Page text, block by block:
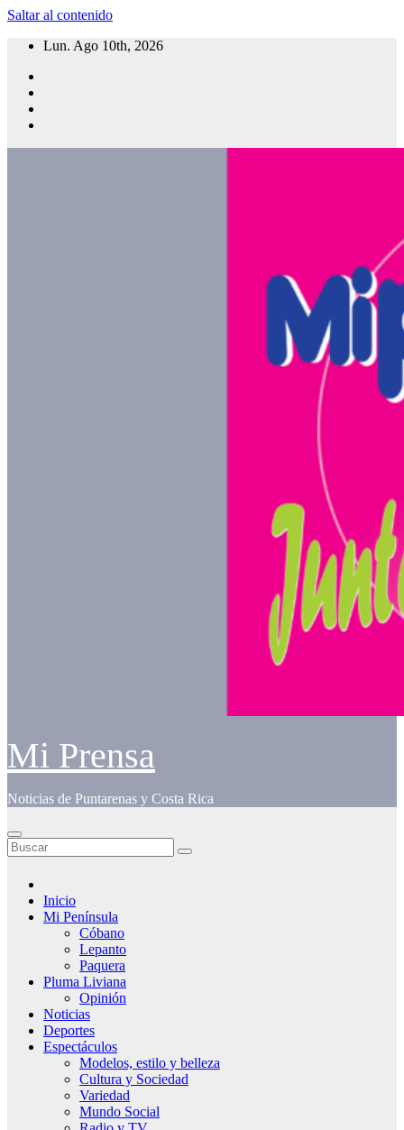
Saltar al contenido
Lun. Ago 10th, 2026
Mi Prensa
Noticias de Puntarenas y Costa Rica
Inicio
Mi Península
Cóbano
Lepanto
Paquera
Pluma Liviana
Opinión
Noticias
Deportes
Espectáculos
Modelos, estilo y belleza
Cultura y Sociedad
Variedad
Mundo Social